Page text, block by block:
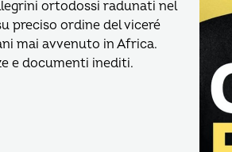
ortodossi radunati nel
preciso ordine del viceré
mai avvenuto in Africa.
e documenti inediti.